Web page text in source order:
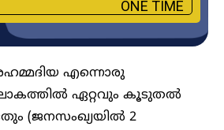
ONE TIME
എന്നൊരു
ഏറ്റവും കൂടുതൽ
(ജനസംഖ്യയിൽ 2